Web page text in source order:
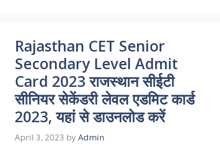
Rajasthan CET Senior
Secondary Level Admit
Card 2023 राजस्थान सीईटी
सीनियर सेकेंडरी लेवल एडमिट कार्ड
2023, यहां से डाउनलोड करें
April 3, 2023 by Admin